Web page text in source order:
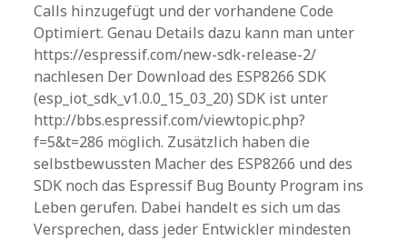
Calls hinzugefügt und der vorhandene Code
Optimiert. Genau Details dazu kann man unter
https://espressif.com/new-sdk-release-2/
nachlesen Der Download des ESP8266 SDK
(esp_iot_sdk_v1.0.0_15_03_20) SDK ist unter
http://bbs.espressif.com/viewtopic.php?
f=5&t=286 möglich. Zusätzlich haben die
selbstbewussten Macher des ESP8266 und des
SDK noch das Espressif Bug Bounty Program ins
Leben gerufen. Dabei handelt es sich um das
Versprechen, dass jeder Entwickler mindesten